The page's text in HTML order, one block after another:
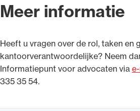
Meer informatie
Heeft u vragen over de rol, taken en
kantoorverantwoordelijke? Neem
Informatiepunt voor advocaten via
335 35 54.